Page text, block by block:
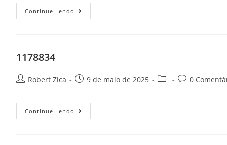
Continue Lendo
1178834
Robert Zica 9 de maio de 2025 0
Continue Lendo